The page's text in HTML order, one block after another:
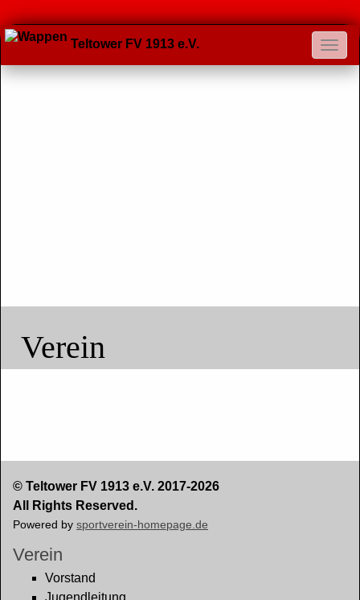
Teltower FV 1913 e.V.
Verein
© Teltower FV 1913 e.V. 2017-2026
All Rights Reserved.
Powered by sportverein-homepage.de
Verein
Vorstand
Jugendleitung